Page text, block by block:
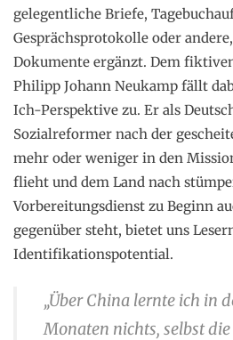
gelegentliche Briefe,
Gesprächsprotokolle oder
Dokumente ergänzt. Dem
Philipp Johann Neukamp fällt
Ich-Perspektive zu. Er als
Sozialreformer nach der
mehr oder weniger in den
flieht und dem Land nach
Vorbereitungsdienst zu Beginn
gegenüber steht, bietet uns
Identifikationspotential.
„Über China lernte ich in
Monaten nichts, selbst